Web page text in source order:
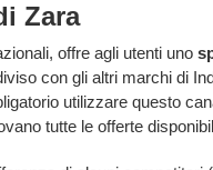
Zara
offre agli utenti uno
con gli altri marchi di
utilizzare questo
tutte le offerte